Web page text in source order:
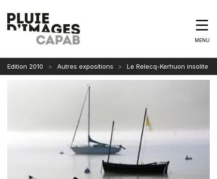
MENU
Edition 2010 Autres expositions Le Relecq-Kerhuon insolite